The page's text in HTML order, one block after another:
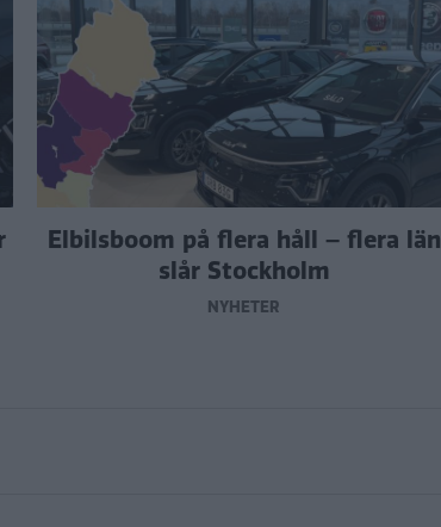
Elbilsboom på flera håll – flera län
slår Stockholm
NYHETER